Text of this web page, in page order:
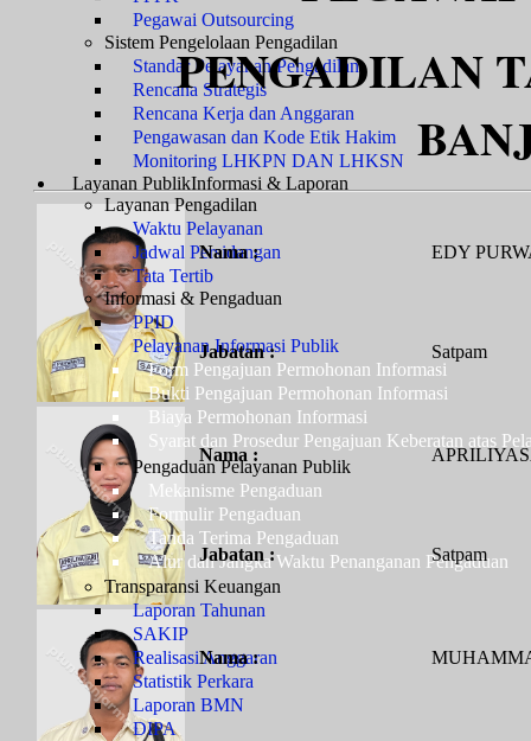
Pegawai Outsourcing
Sistem Pengelolaan Pengadilan
Standar Pelayanan Pengadilan
Rencana Strategis
Rencana Kerja dan Anggaran
Pengawasan dan Kode Etik Hakim
Monitoring LHKPN DAN LHKSN
Layanan PublikInformasi & Laporan
Layanan Pengadilan
Waktu Pelayanan
Jadwal Persidangan
Tata Tertib
Informasi & Pengaduan
PPID
Pelayanan Informasi Publik
Form Pengajuan Permohonan Informasi
Bukti Pengajuan Permohonan Informasi
Biaya Permohonan Informasi
Syarat dan Prosedur Pengajuan Keberatan atas
Pengaduan Pelayanan Publik
Mekanisme Pengaduan
Formulir Pengaduan
Tanda Terima Pengaduan
Alur dan Jangka Waktu Penanganan Pengaduan
Transparansi Keuangan
Laporan Tahunan
SAKIP
Realisasi Anggaran
Statistik Perkara
Laporan BMN
DIPA
PENGADILAN
Nama : EDY
Jabatan : Satpam
Nama :
Jabatan : Satpam
Nama :